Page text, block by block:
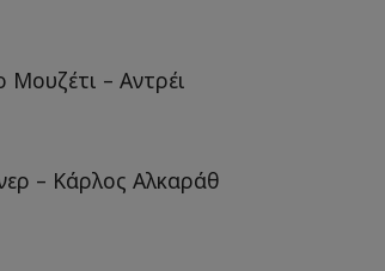
Μουζέτι – Αντρέι
– Κάρλος Αλκαράθ